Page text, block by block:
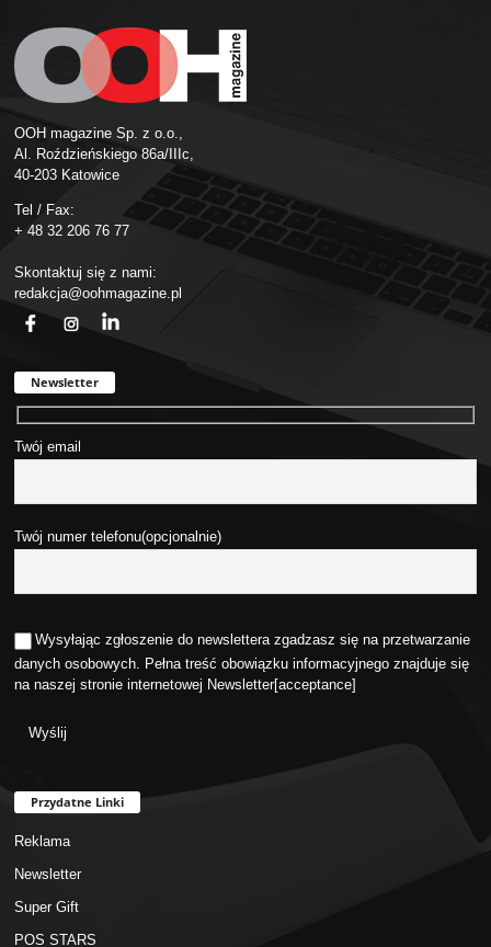
OOH magazine Sp. z o.o.,
Al. Roździeńskiego 86a/IIIc,
40-203 Katowice
Tel / Fax:
+ 48 32 206 76 77
Skontaktuj się z nami:
redakcja@oohmagazine.pl
Newsletter
Twój email
Twój numer telefonu(opcjonalnie)
Wysyłając zgłoszenie do newslettera zgadzasz się na przetwarzanie
danych osobowych. Pełna treść obowiązku informacyjnego znajduje się
na naszej stronie internetowej Newsletter[acceptance]
Przydatne Linki
Reklama
Newsletter
Super Gift
POS STARS